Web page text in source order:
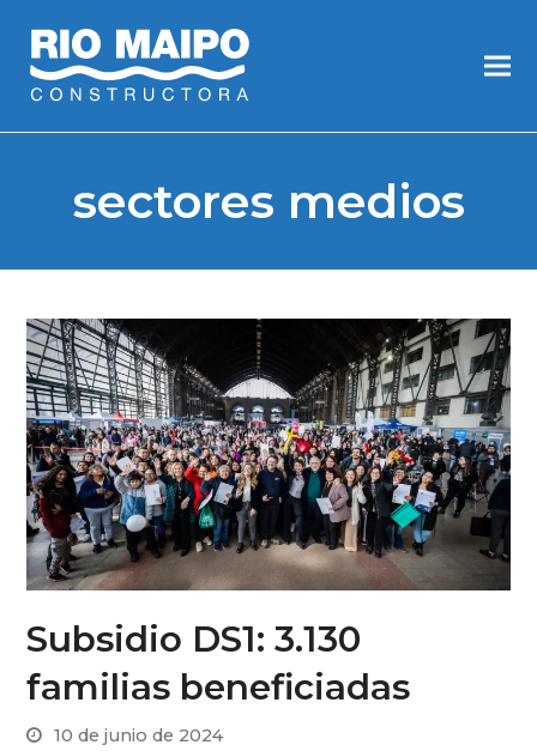
sectores medios
Subsidio DS1: 3.130
familias beneficiadas
10 de junio de 2024